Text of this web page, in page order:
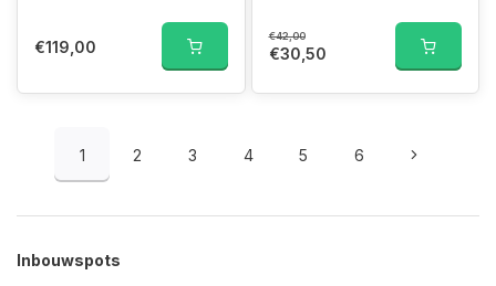
€119,00
€42,00
€30,50
1 2 3 4 5 6
Inbouwspots